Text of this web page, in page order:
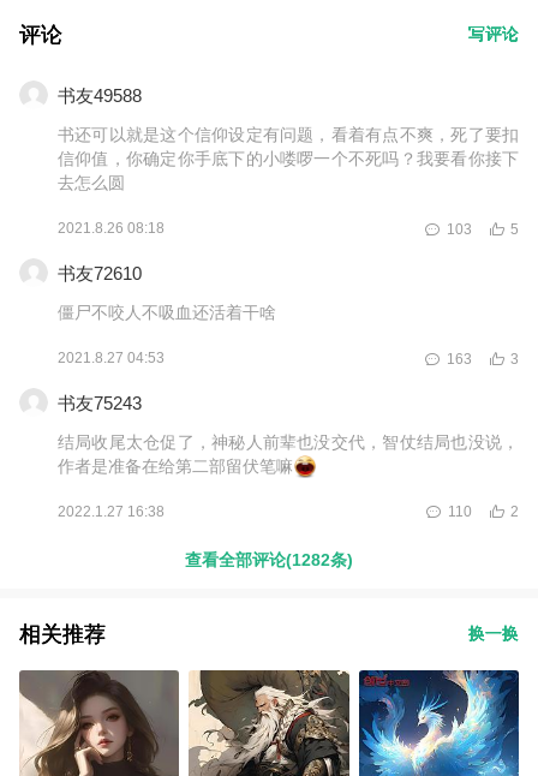
评论 写评论
书友49588
书还可以就是这个信仰设定有问题，看着有点不爽，死了要扣
信仰值，你确定你手底下的小喽啰一个不死吗？我要看你接下
去怎么圆
2021.8.26 08:18 5
103
书友72610
僵尸不咬人不吸血还活着干啥
2021.8.27 04:53 3
163
书友75243
结局收尾太仓促了，神秘人前辈也没交代，智仗结局也没说，
作者是准备在给第二部留伏笔嘛
2022.1.27 16:38 2
110
查看全部评论(1282条)
相关推荐 换一换